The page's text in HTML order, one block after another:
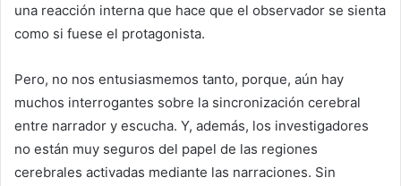
una reacción interna que hace que el observador se sienta
como si fuese el protagonista.
Pero, no nos entusiasmemos tanto, porque, aún hay
muchos interrogantes sobre la sincronización cerebral
entre narrador y escucha. Y, además, los investigadores
no están muy seguros del papel de las regiones
cerebrales activadas mediante las narraciones. Sin